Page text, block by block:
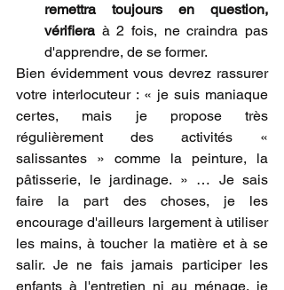
remettra toujours en question,
vérifiera à 2 fois, ne craindra pas
d'apprendre, de se former.
Bien évidemment vous devrez rassurer
votre interlocuteur : « je suis maniaque
certes, mais je propose très
régulièrement des activités «
salissantes » comme la peinture, la
pâtisserie, le jardinage. » … Je sais
faire la part des choses, je les
encourage d'ailleurs largement à utiliser
les mains, à toucher la matière et à se
salir. Je ne fais jamais participer les
enfants à l'entretien ni au ménage, je